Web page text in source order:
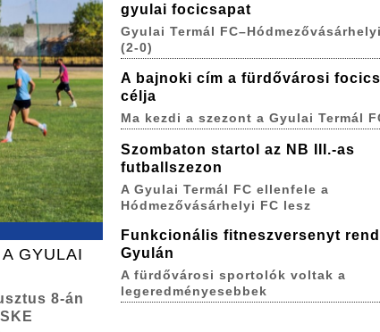
GYULAI
8-án
gyulai focicsapat
Gyulai Termál
(2-0)
A bajnoki cím a fürdővárosi
célja
Ma kezdi a szezont a Gyulai Termál
Szombaton startol az NB III.-as
futballszezon
A Gyulai Termál FC ellenfele a
Hódmezővásárhelyi FC lesz
Funkcionális fitneszversenyt
Gyulán
A fürdővárosi sportolók voltak a
legeredményesebbek